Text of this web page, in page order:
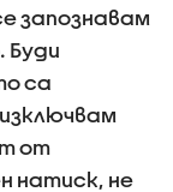
запознавам
Буди
са
от
натиск, не